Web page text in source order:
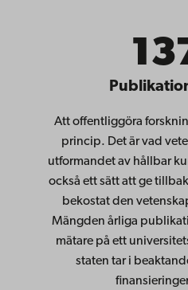
Att offentliggöra
princip. Det är vad
utformandet av hållbar
också ett sätt att ge
bekostat den
Mängden årliga
mätare på ett
staten tar i